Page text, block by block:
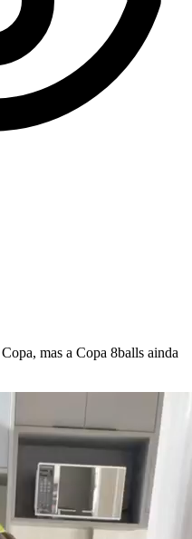
mas a Copa 8balls ainda